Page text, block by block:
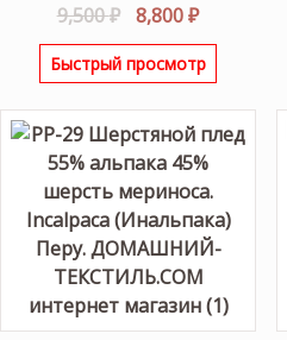
9,500₽
Первоначальная
цена
составляла
8,800₽Текущая
цена:
8,800 ₽.
Быстрый просмотр